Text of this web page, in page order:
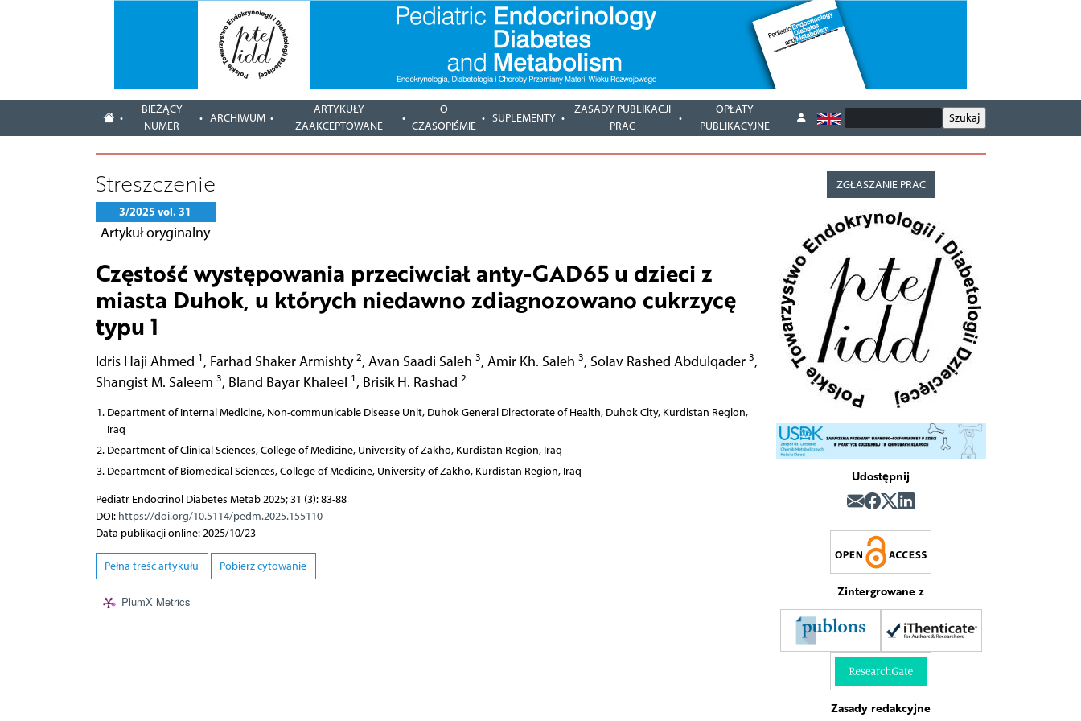
BIEŻĄCY
NUMER
ARCHIWUM
ARTYKUŁY
ZAAKCEPTOWANE
O
CZASOPIŚMIE
SUPLEMENTY
ZASADY PUBLIKACJI
PRAC
OPŁATY
PUBLIKACYJNE
Streszczenie
3/2025 vol. 31
Artykuł oryginalny
Częstość występowania przeciwciał anty-GAD65 u dzieci z
miasta Duhok, u których niedawno zdiagnozowano cukrzycę
typu 1
Idris Haji Ahmed 1 , Farhad Shaker Armishty 2, Avan Saadi Saleh 3, Amir Kh. Saleh 3, Solav Rashed Abdulqader 3,
Shangist M. Saleem 3, Bland Bayar Khaleel 1 , Brisik H. Rashad 2
Department of Internal Medicine, Non-communicable Disease Unit, Duhok General Directorate of Health, Duhok City, Kurdistan Region,
Iraq
Department of Clinical Sciences, College of Medicine, University of Zakho, Kurdistan Region, Iraq
Department of Biomedical Sciences, College of Medicine, University of Zakho, Kurdistan Region, Iraq
Pediatr Endocrinol Diabetes Metab 2025; 31 (3): 83-88
DOI: https://doi.org/10.5114/pedm.2025.155110
Data publikacji online: 2025/10/23
Pełna treść artykułu Pobierz cytowanie
PlumX Metrics
ZGŁASZANIE PRAC
Udostępnij
Zintergrowane z
Zasady redakcyjne